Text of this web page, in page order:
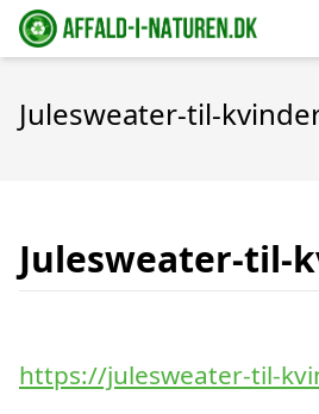
Julesweater-til-
Julesweater-til-
https://julesweater-til-